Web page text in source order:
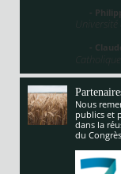
-
-
Nous
publics et
dans la
du